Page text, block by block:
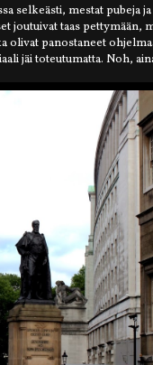
selkeästi, mestat pubeja
joutuivat taas pettymään,
panostaneet
jäi toteutumatta. Noh,